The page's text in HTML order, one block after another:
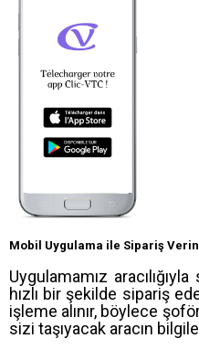
Mobil Uygulama ile Sipariş Verin
Uygulamamız
hızlı bir şekilde sipariş
işleme alınır, böylece
sizi taşıyacak aracın